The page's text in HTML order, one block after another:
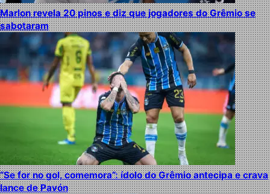
Marlon revela 20 pinos e diz que jogadores do Grêmio se
sabotaram
“Se for no gol, comemora”: ídolo do Grêmio antecipa e crava
lance de Pavón